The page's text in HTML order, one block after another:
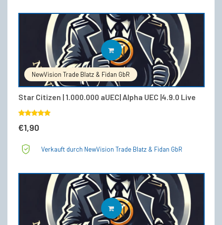
NewVision Trade Blatz & Fidan GbR
Star Citizen | 1.000.000 aUEC| Alpha UEC |4.9.0 Live
mit5.00
€1,90
IN DEN WARENKORB
Verkauft durch NewVision Trade Blatz & Fidan GbR
IN DEN WARENKORB